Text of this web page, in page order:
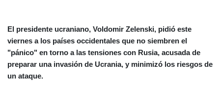
El presidente ucraniano, Voldomir Zelenski, pidió este
viernes a los países occidentales que no siembren el
"pánico" en torno a las tensiones con Rusia, acusada de
preparar una invasión de Ucrania, y minimizó los riesgos de
un ataque.